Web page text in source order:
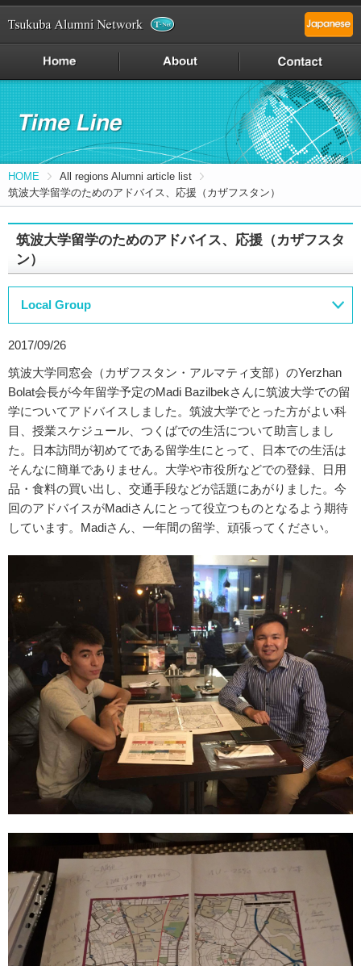
HOME
All regions Alumni article list
筑波大学留学のためのアドバイス、応援（カザフスタン）
筑波大学留学のためのアドバイス、応援（カザフスタ
ン）
Local Group
2017/09/26
筑波大学同窓会（カザフスタン・アルマティ支部）のYerzhan
Bolat会長が今年留学予定のMadi Bazilbekさんに筑波大学での留
学についてアドバイスしました。筑波大学でとった方がよい科
目、授業スケジュール、つくばでの生活について助言しまし
た。日本訪問が初めてである留学生にとって、日本での生活は
そんなに簡単でありません。大学や市役所などでの登録、日用
品・食料の買い出し、交通手段などが話題にあがりました。今
回のアドバイスがMadiさんにとって役立つものとなるよう期待
しています。Madiさん、一年間の留学、頑張ってください。